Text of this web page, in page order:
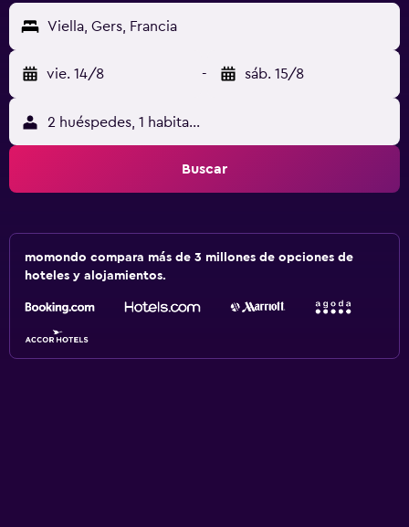
Viella, Gers, Francia
vie. 14/8 - sáb. 15/8
2 huéspedes, 1 habitación
Buscar
momondo compara más de 3 millones de opciones de
hoteles y alojamientos.